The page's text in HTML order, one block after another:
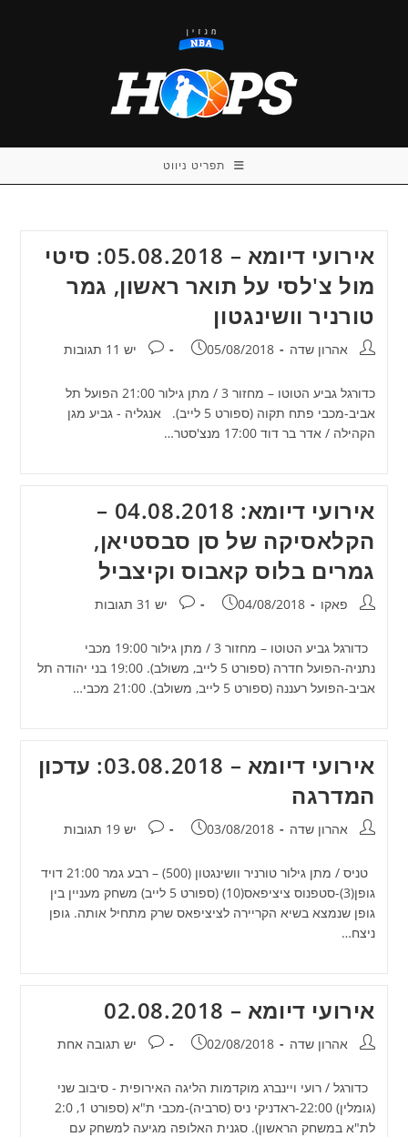
תפריט ניווט
אירועי דיומא – 05.08.2018: סיטי
מול צ'לסי על תואר ראשון, גמר
טורניר וושינגטון
מחבר:אהרון שדה פורסם:
05/08/2018 תגובות:
יש 11 תגובות
כדורגל גביע הטוטו – מחזור 3 / מתן גילור 21:00 הפועל תל
אביב-מכבי פתח תקוה (ספורט 5 לייב). אנגליה - גביע מגן
הקהילה / אדר בר דוד 17:00 מנצ'סטר…
אירועי דיומא: 04.08.2018 –
הקלאסיקה של סן סבסטיאן,
גמרים בלוס קאבוס וקיצביל
מחבר:פאקו פורסם:
04/08/2018 תגובות:
יש 31 תגובות
כדורגל גביע הטוטו – מחזור 3 / מתן גילור 19:00 מכבי
נתניה-הפועל חדרה (ספורט 5 לייב, משולב). 19:00 בני יהודה תל
אביב-הפועל רעננה (ספורט 5 לייב, משולב). 21:00 מכבי…
אירועי דיומא – 03.08.2018: עדכון
המדרגה
מחבר:אהרון שדה פורסם:
03/08/2018 תגובות:
יש 19 תגובות
טניס / מתן גילור טורניר וושינגטון (500) – רבע גמר 21:00 דויד
גופן(3)-סטפנוס ציציפאס(10) (ספורט 5 לייב) משחק מעניין בין
גופן שנמצא בשיא הקריירה לציציפאס שרק מתחיל אותה. גופן
ניצח…
אירועי דיומא – 02.08.2018
מחבר:אהרון שדה פורסם:
02/08/2018 תגובות:יש תגובה אחת
כדורגל / רועי ויינברג מוקדמות הליגה האירופית - סיבוב שני
(גומלין) 22:00-ראדניקי ניס (סרביה)-מכבי ת"א (ספורט 1, 2:0
לת"א במשחק הראשון). סגנית האלופה מגיעה למשחק עם